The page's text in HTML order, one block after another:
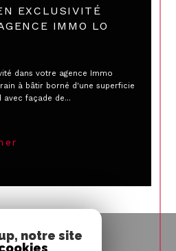
EXCLUSIVITÉ
IMMO LO
dans votre agence Immo
à bâtir borné d'une superficie
avec façade de...
Espace
notre site